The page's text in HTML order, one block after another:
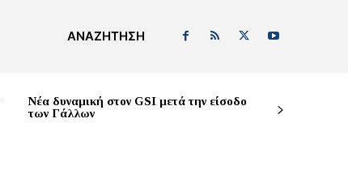
ΑΝΑΖΉΤΗΣΗ
Νέα δυναμική στον GSI μετά την είσοδο
των Γάλλων